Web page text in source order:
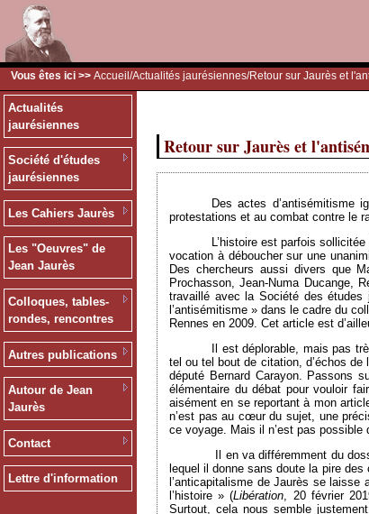
Vous êtes ici >> Accueil /Actualités jaurésiennes/Retour sur Jaurès et
Actualités
jaurésiennes
Société d'études
jaurésiennes
Les Cahiers Jaurès
Les "Oeuvres" de
Jean Jaurès
Colloques, tables-
rondes, rencontres
Autres publications
Autour de Jean
Jaurès
Contact
Lettre d'information
Retour sur Jaurès et
Des actes d’antisémitisme
protestations et au combat contre le
L’histoire est parfois
vocation à déboucher sur une
Des chercheurs aussi divers que
Prochasson, Jean-Numa Ducange,
travaillé avec la Société des études
l’antisémitisme » dans le cadre du
Rennes en 2009. Cet article est
Il est déplorable, mais pas
tel ou tel bout de citation, d’échos
député Bernard Carayon. Passons
élémentaire du débat pour vouloir
aisément en se reportant à mon
n’est pas au cœur du sujet, une
ce voyage. Mais il n’est pas possible
Il en va différemment du
lequel il donne sans doute la pire
l’anticapitalisme de Jaurès se
l’histoire » (Libération, 20 février
Surtout, cela nous semble